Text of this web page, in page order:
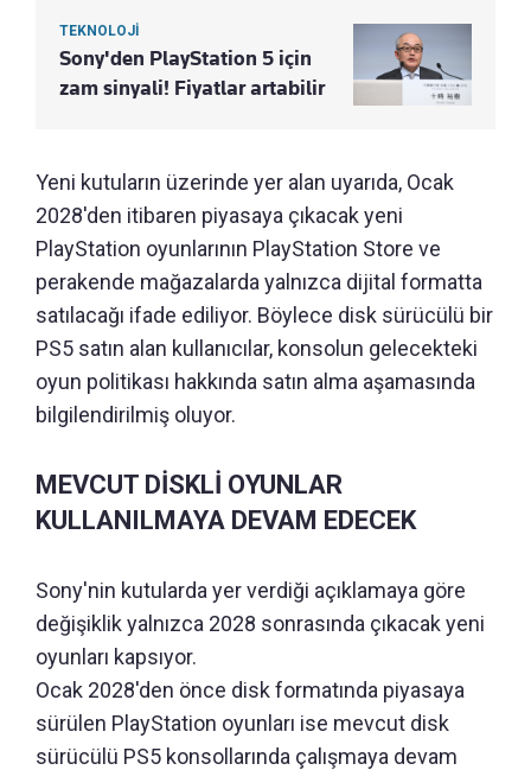
TEKNOLOJİ
Sony'den PlayStation 5 için
zam sinyali! Fiyatlar artabilir
Yeni kutuların üzerinde yer alan uyarıda, Ocak
2028'den itibaren piyasaya çıkacak yeni
PlayStation oyunlarının PlayStation Store ve
perakende mağazalarda yalnızca dijital formatta
satılacağı ifade ediliyor. Böylece disk sürücülü bir
PS5 satın alan kullanıcılar, konsolun gelecekteki
oyun politikası hakkında satın alma aşamasında
bilgilendirilmiş oluyor.
MEVCUT DİSKLİ OYUNLAR
KULLANILMAYA DEVAM EDECEK
Sony'nin kutularda yer verdiği açıklamaya göre
değişiklik yalnızca 2028 sonrasında çıkacak yeni
oyunları kapsıyor.
Ocak 2028'den önce disk formatında piyasaya
sürülen PlayStation oyunları ise mevcut disk
sürücülü PS5 konsollarında çalışmaya devam